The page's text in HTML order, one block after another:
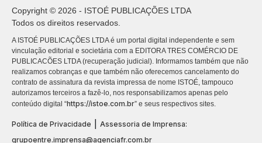
Copyright © 2026 - ISTOÉ PUBLICAÇÕES LTDA
Todos os direitos reservados.
A ISTOÉ PUBLICAÇÕES LTDA é um portal digital independente e sem
vinculação editorial e societária com a EDITORA TRES COMÉRCIO DE
PUBLICACÕES LTDA (recuperação judicial). Informamos também que não
realizamos cobranças e que também não oferecemos cancelamento do
contrato de assinatura da revista impressa de nome ISTOÉ, tampouco
autorizamos terceiros a fazê-lo, nos responsabilizamos apenas pelo
conteúdo digital “https://istoe.com.br” e seus respectivos sites.
Política de Privacidade
Assessoria de Imprensa:
grupoentre.imprensa@agenciafr.com.br